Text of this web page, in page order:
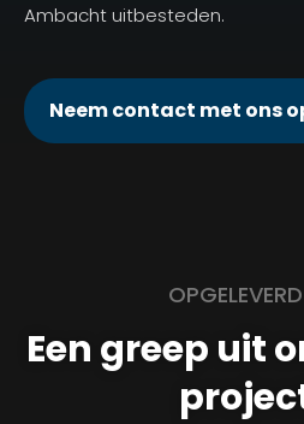
Ambacht uitbesteden.
Neem contact met ons
Een greep uit